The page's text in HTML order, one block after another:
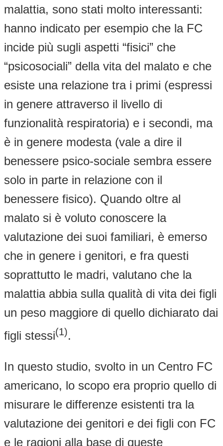
malattia, sono stati molto interessanti:
hanno indicato per esempio che la FC
incide più sugli aspetti “fisici” che
“psicosociali” della vita del malato e che
esiste una relazione tra i primi (espressi
in genere attraverso il livello di
funzionalità respiratoria) e i secondi, ma
è in genere modesta (vale a dire il
benessere psico-sociale sembra essere
solo in parte in relazione con il
benessere fisico). Quando oltre al
malato si è voluto conoscere la
valutazione dei suoi familiari, è emerso
che in genere i genitori, e fra questi
soprattutto le madri, valutano che la
malattia abbia sulla qualità di vita dei figli
un peso maggiore di quello dichiarato dai
figli stessi(1).
In questo studio, svolto in un Centro FC
americano, lo scopo era proprio quello di
misurare le differenze esistenti tra la
valutazione dei genitori e dei figli con FC
e le ragioni alla base di queste